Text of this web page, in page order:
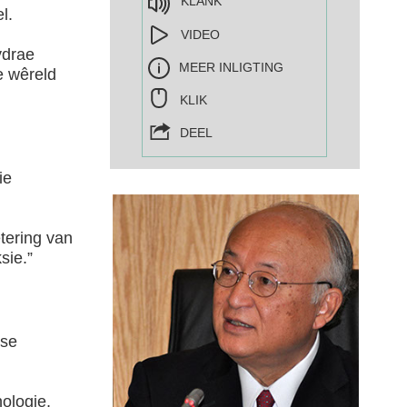
wêreld
van
KLIK
DEEL
VIDEO
MEER INLIGTING